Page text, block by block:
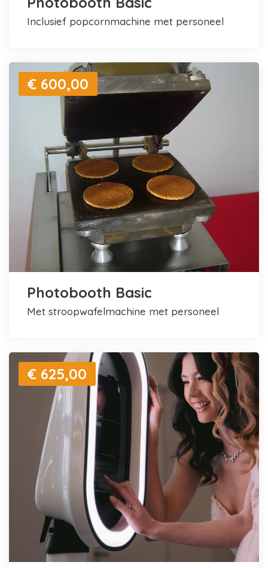
inclusief popcornmachine met personeel
€ 600,00
Photobooth Basic
met stroopwafelmachine met personeel
€ 625,00